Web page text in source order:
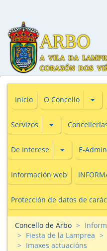
Inicio O Concello
Servizos Subsecciones de
De Interese Subsecciones
E-
Información web
Protección de datos de
Concello de Arbo
Fiesta de la Lamprea
Imaxes actuacións